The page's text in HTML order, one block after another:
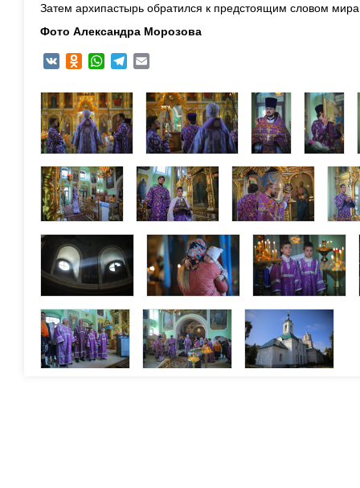
Затем архипастырь обратился к предстоящим словом
Фото Александра Морозова
VK Odnoklassniki
WhatsAppTelegram